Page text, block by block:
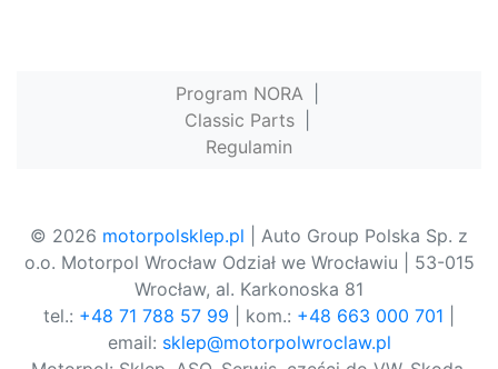
Program NORA
Classic Parts
Regulamin
© 2026 motorpolsklep.pl | Auto Group Polska Sp. z
o.o. Motorpol Wrocław Odział we Wrocławiu | 53-015
Wrocław, al. Karkonoska 81
tel.: +48 71 788 57 99 | kom.: +48 663 000 701
email: sklep@motorpolwroclaw.pl